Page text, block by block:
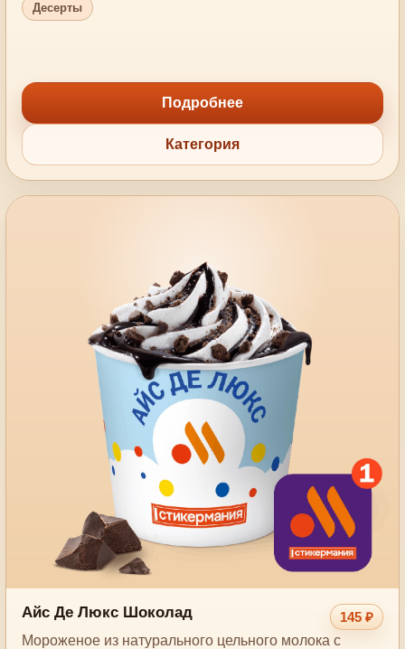
Десерты
Подробнее
Категория
Айс Де Люкс Шоколад
145 ₽
Мороженое из натурального цельного молока с